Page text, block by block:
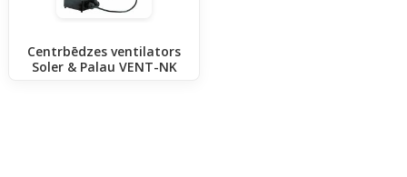
Centrbēdzes ventilators
Soler & Palau VENT-NK